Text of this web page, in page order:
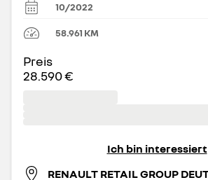
10/2022
58.961 KM
Preis
28.590 €
Ich bin interessiert